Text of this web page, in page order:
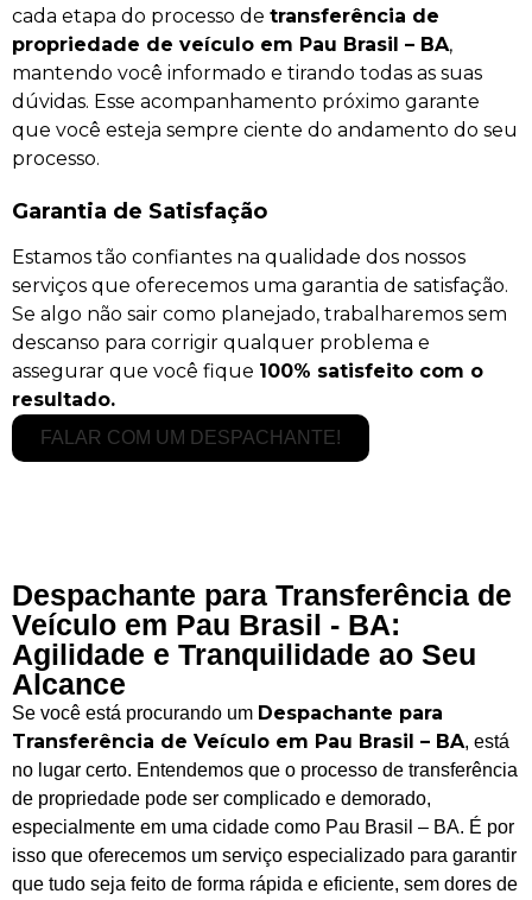
cada etapa do processo de transferência de
propriedade de veículo em Pau Brasil – BA,
mantendo você informado e tirando todas as suas
dúvidas. Esse acompanhamento próximo garante
que você esteja sempre ciente do andamento do seu
processo.
Garantia de Satisfação
Estamos tão confiantes na qualidade dos nossos
serviços que oferecemos uma garantia de satisfação.
Se algo não sair como planejado, trabalharemos sem
descanso para corrigir qualquer problema e
assegurar que você fique 100% satisfeito com o
resultado.
FALAR COM UM DESPACHANTE!
Despachante para Transferência de
Veículo em Pau Brasil - BA:
Agilidade e Tranquilidade ao Seu
Alcance
Se você está procurando um Despachante para
Transferência de Veículo em Pau Brasil – BA, está
no lugar certo. Entendemos que o processo de transferência
de propriedade pode ser complicado e demorado,
especialmente em uma cidade como Pau Brasil – BA. É por
isso que oferecemos um serviço especializado para garantir
que tudo seja feito de forma rápida e eficiente, sem dores de